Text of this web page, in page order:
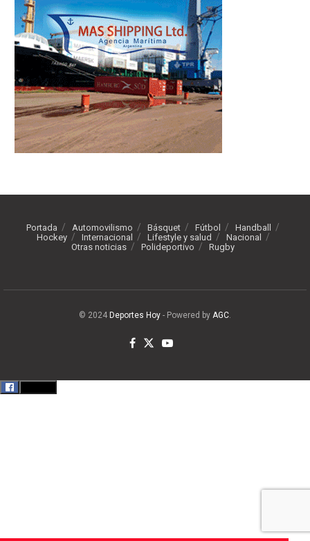
Portada Automovilismo Básquet Fútbol
Handball
Hockey
Internacional Lifestyle y salud
Nacional
Otras noticias
Polideportivo Rugby
© 2024 Deportes Hoy - Powered by AGC